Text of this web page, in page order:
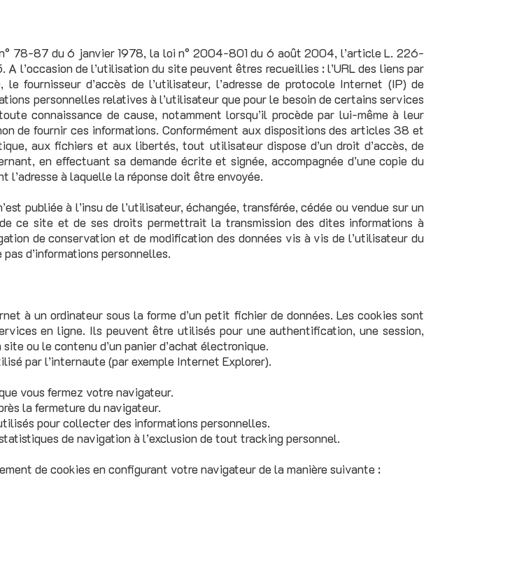
78-87 du 6 janvier 1978, la loi n° 2004-801 du 6 août 2004, l’article L. 226-
l’occasion de l’utilisation du site peuvent êtres recueillies : l’URL des liens par
fournisseur d’accès de l’utilisateur, l’adresse de protocole Internet (IP) de
personnelles relatives à l’utilisateur que pour le besoin de certains services
connaissance de cause, notamment lorsqu’il procède par lui-même à leur
de fournir ces informations. Conformément aux dispositions des articles 38 et
aux fichiers et aux libertés, tout utilisateur dispose d’un droit d’accès, de
en effectuant sa demande écrite et signée, accompagnée d’une copie du
à laquelle la réponse doit être envoyée.
publiée à l’insu de l’utilisateur, échangée, transférée, cédée ou vendue sur un
ce site et de ses droits permettrait la transmission des dites informations à
de conservation et de modification des données vis à vis de l’utilisateur du
d’informations personnelles.
à un ordinateur sous la forme d’un petit fichier de données. Les cookies sont
en ligne. Ils peuvent être utilisés pour une authentification, une session,
ou le contenu d’un panier d’achat électronique.
par l’internaute (par exemple Internet Explorer).
vous fermez votre navigateur.
la fermeture du navigateur.
pour collecter des informations personnelles.
de navigation à l’exclusion de tout tracking personnel.
de cookies en configurant votre navigateur de la manière suivante :